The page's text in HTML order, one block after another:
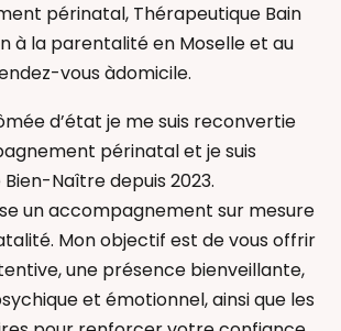
périnatal, Thérapeutique Bain
à la parentalité en Moselle et au
vous àdomicile.
d’état je me suis reconvertie
périnatal et je suis
Naître depuis 2023.
un accompagnement sur mesure
Mon objectif est de vous offrir
une présence bienveillante,
et émotionnel, ainsi que les